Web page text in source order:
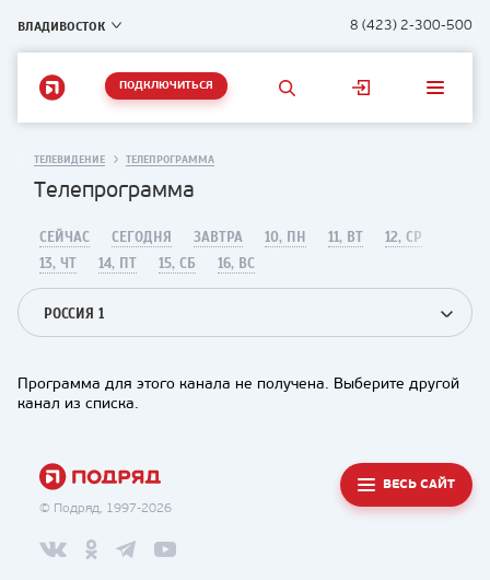
ВЛАДИВОСТОК 8 (423) 2-300-500
ПОДКЛЮЧИТЬСЯ
ТЕЛЕВИДЕНИЕ ТЕЛЕПРОГРАММА
Телепрограмма
СЕЙЧАС СЕГОДНЯ ЗАВТРА 10, ПН 11, ВТ
12, СР
13, ЧТ
14, ПТ 15, СБ 16, ВС
РОССИЯ 1
Программа для этого канала не получена. Выберите другой
канал из списка.
© Подряд, 1997-2026
ВЕСЬ САЙТ